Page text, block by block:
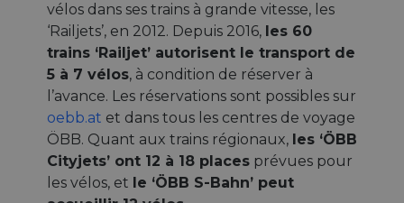
vélos dans ses trains à grande vitesse, les
‘Railjets’, en 2012. Depuis 2016, les 60
trains ‘Railjet’ autorisent le transport de
5 à 7 vélos, à condition de réserver à
l’avance. Les réservations sont possibles sur
oebb.at et dans tous les centres de voyage
ÖBB. Quant aux trains régionaux, les ‘ÖBB
Cityjets’ ont 12 à 18 places prévues pour
les vélos, et le ‘ÖBB S-Bahn’ peut